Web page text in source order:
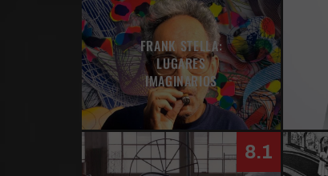
FRANK STELLA:
LUGARES
IMAGINARIOS
8.1